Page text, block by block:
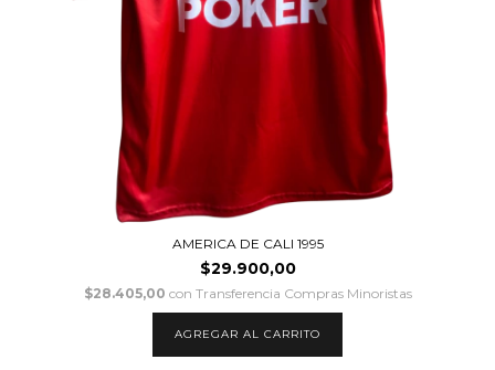
AMERICA DE CALI 1995
$29.900,00
$28.405,00 con Transferencia Compras Minoristas
AGREGAR AL CARRITO